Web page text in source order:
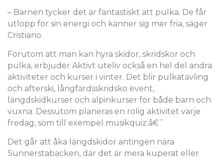
– Barnen tycker det är fantastiskt att pulka. De får
utlopp för sin energi och känner sig mer fria, säger
Cristiano.
Förutom att man kan hyra skidor, skridskor och
pulka, erbjuder Aktivt uteliv också en hel del andra
aktiviteter och kurser i vinter. Det blir pulkatävling
och afterski, långfärdsskridsko event,
längdskidkurser och alpinkurser för både barn och
vuxna. Dessutom planeras en rolig aktivitet varje
fredag, som till exempel musikquiz.â€¯
Det går att åka längdskidor antingen nära
Sunnerstabacken, där det är mera kuperat eller